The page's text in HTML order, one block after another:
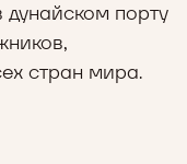
порту
стран мира.